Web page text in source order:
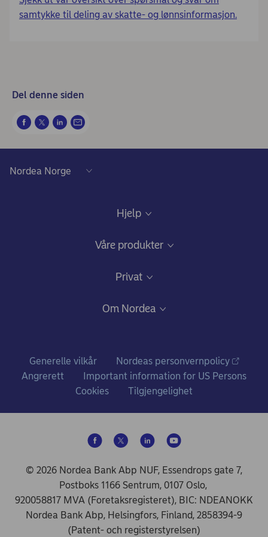
samtykke til deling av skatte- og lønnsinformasjon.
Del denne siden
Hjelp
Våre produkter
Konto og betalinger
Sparing og investering
De vanligste spørsmålene om pensjon
Forsikring
Kundekonsepter
Bærekraftige valg
Privat
Prisliste for personkunder
Om Nordea
Nordea i tall
Nyheter og pressemeldinger
Samfunnsansvar i Nordea
Generelle vilkår
Nordeas personvernpolicy
Angrerett
Important information for US Persons
Cookies
Tilgjengelighet
© 2026 Nordea Bank Abp NUF, Essendrops gate 7,
Postboks 1166 Sentrum, 0107 Oslo,
920058817 MVA (Foretaksregisteret), BIC: NDEANOKK
Nordea Bank Abp, Helsingfors, Finland, 2858394-9
(Patent- och registerstyrelsen)